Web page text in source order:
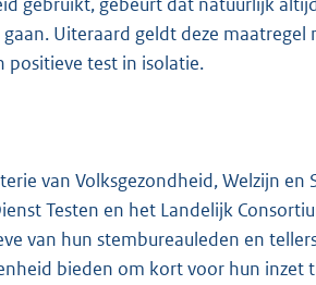
Uiteraard geldt deze
positieve test in isolatie.
van Volksgezondheid, Welzijn en
Testen en het Landelijk
van hun stembureauleden en
bieden om kort voor hun